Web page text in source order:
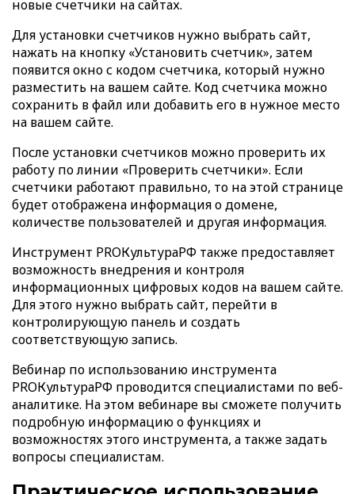
новые счетчики на сайтах.
Для установки счетчиков нужно выбрать сайт,
нажать на кнопку «Установить счетчик», затем
появится окно с кодом счетчика, который нужно
разместить на вашем сайте. Код счетчика можно
сохранить в файл или добавить его в нужное место
на вашем сайте.
После установки счетчиков можно проверить их
работу по линии «Проверить счетчики». Если
счетчики работают правильно, то на этой странице
будет отображена информация о домене,
количестве пользователей и другая информация.
Инструмент PROКультураРФ также предоставляет
возможность внедрения и контроля
информационных цифровых кодов на вашем сайте.
Для этого нужно выбрать сайт, перейти в
контролирующую панель и создать
соответствующую запись.
Вебинар по использованию инструмента
PROКультураРФ проводится специалистами по веб-
аналитике. На этом вебинаре вы сможете получить
подробную информацию о функциях и
возможностях этого инструмента, а также задать
вопросы специалистам.